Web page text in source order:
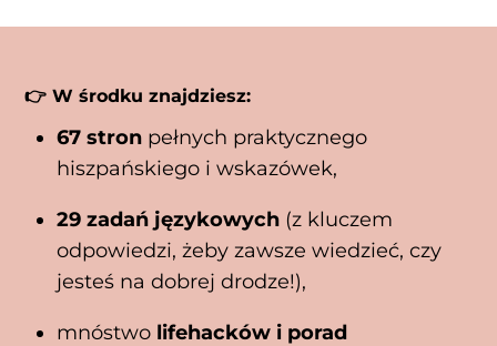
👉 W środku znajdziesz:
67 stron pełnych praktycznego
hiszpańskiego i wskazówek,
29 zadań językowych (z kluczem
odpowiedzi, żeby zawsze wiedzieć, czy
jesteś na dobrej drodze!),
mnóstwo lifehacków i porad